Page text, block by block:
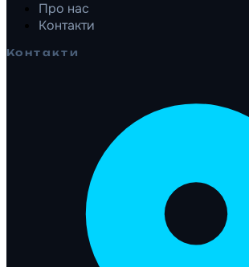
Про нас
Контакти
Контакти